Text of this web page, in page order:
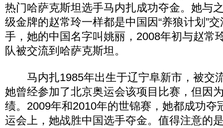
热门哈萨克斯坦选手马内扎成功夺金。她与
级金牌的赵常玲一样都是中国因“养狼计划”
手，她的中国名字叫姚丽，2008年初与赵常
队被交流到哈萨克斯坦。
马内扎1985年出生于辽宁阜新市，被交
她曾经参加了北京奥运会该项目比赛，但因
绩。2009年和2010年的世锦赛，她都成功夺
运会上，她战胜中国选手夺金。值得注意的